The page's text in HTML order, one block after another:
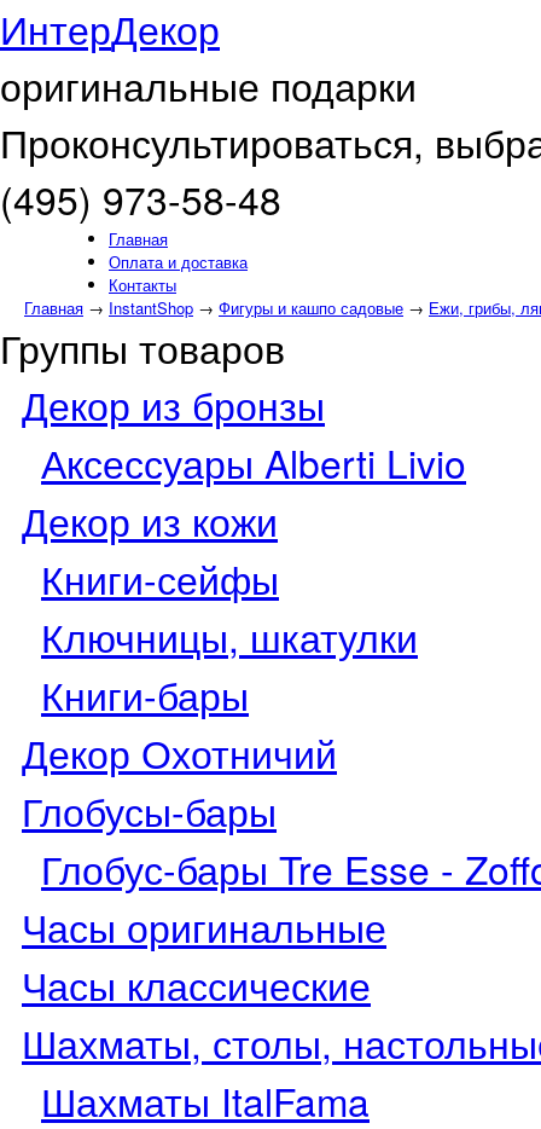
ИнтерДекор
оригинальные подарки
Проконсультироваться,
(495) 973-58-48
Главная
Оплата и доставка
Контакты
Главная → InstantShop → Фигуры и кашпо садовые → Ежи, грибы,
Группы товаров
Декор из бронзы
Аксессуары Alberti Livio
Декор из кожи
Книги-сейфы
Ключницы, шкатулки
Книги-бары
Декор Охотничий
Глобусы-бары
Глобус-бары Tre Esse -
Часы оригинальные
Часы классические
Шахматы, столы,
Шахматы ItalFama